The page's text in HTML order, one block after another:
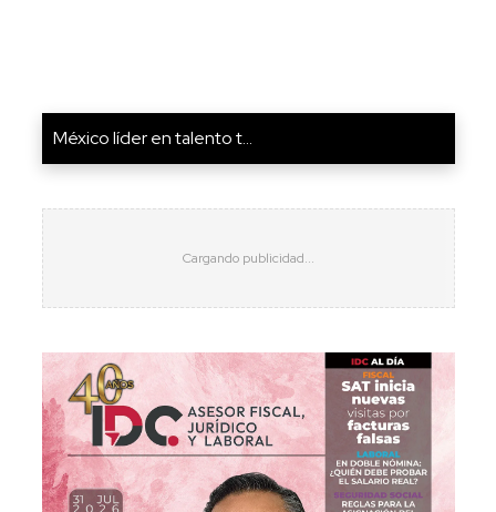
México líder en talento t...